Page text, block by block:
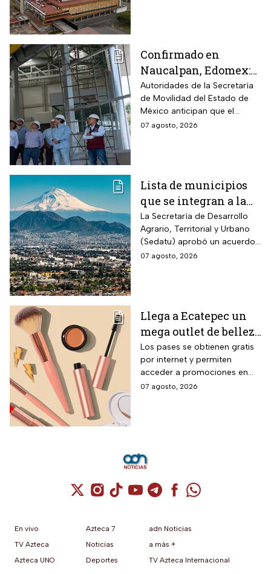
Confirmado en
Naucalpan, Edomex:
la Línea 3 del
Mexicable llega al
71,4% de avance y
anuncian cuándo
Autoridades de la Secretaría
de Movilidad del Estado de
México anticipan que el
transporte teleférico reducirá
07 agosto, 2026
Lista de municipios
que se integran a la
Zona Metropolitana
del Valle de México
La Secretaría de Desarrollo
Agrario, Territorial y Urbano
(Sedatu) aprobó un acuerdo
para que se integren más
07 agosto, 2026
Llega a Ecatepec un
mega outlet de belleza
con entrada gratis y
descuentos de hasta el
80% durante 5 días
consecutivos en
Los pases se obtienen gratis
por internet y permiten
acceder a promociones en
maquillaje, perfumes y
07 agosto, 2026
Cuenta de X / Twitter (se abre en una
Cuenta de Instagram (se abre en una
Cuenta de TikTok (se abre en
Cuenta de YouTube (se abre
Cuenta de Telegram (se
Cuenta de
Cuenta de
En vivo
TV Azteca
Azteca UNO
Azteca 7
Noticias
Deportes
adn Noticias
a más +
TV Azteca Internacional